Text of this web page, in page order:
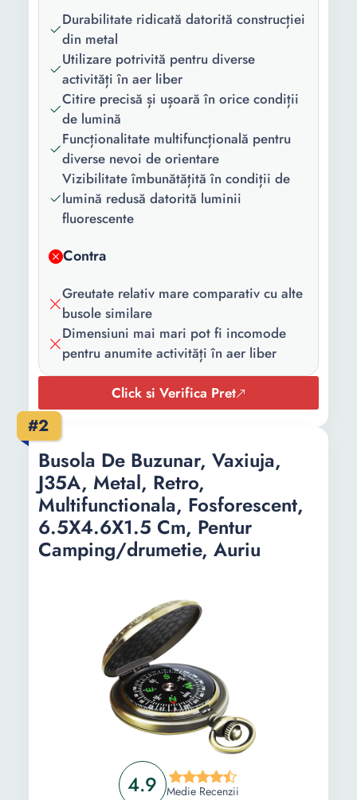
Culoare:
Verde
Lungime:
10 cm
Latime:
5.5 cm
Inaltime:
Diametru:
5.8 cm
Greutate:
183 g
Durabilitate ridicată datorită construcției
din metal
Utilizare potrivită pentru diverse
activități în aer liber
Citire precisă și ușoară în orice condiții
de lumină
Funcționalitate multifuncțională pentru
diverse nevoi de orientare
Vizibilitate îmbunătățită în condiții de
lumină redusă datorită luminii
fluorescente
Contra
Greutate relativ mare comparativ cu alte
busole similare
Dimensiuni mai mari pot fi incomode
pentru anumite activități în aer liber
Click si Verifica Pret
#2
4.9 Medie Recenzii
Busola De Buzunar, Vaxiuja,
J35A, Metal, Retro,
Multifunctionala, Fosforescent,
6.5X4.6X1.5 Cm, Pentur
Camping/drumetie, Auriu